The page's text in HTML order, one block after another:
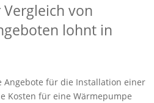
von
lohnt in
Angebote für die Installation einer
Kosten für eine Wärmepumpe